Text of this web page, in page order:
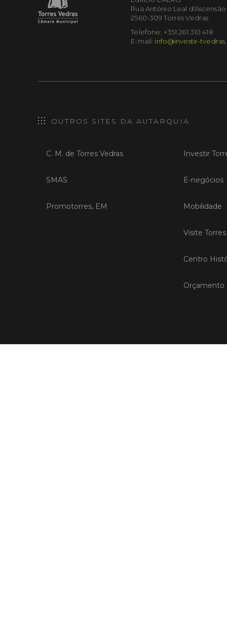
Rua António Leal d'Ascensão
2560-309 Torres Vedras
Telefone: +351 261 310 418
E-mail: info@investir-
OUTROS SITES DA AUTARQUIA
C. M. de Torres Vedras
SMAS
Promotorres, EM
Investir
E-negócios
Mobilidade
Visite
Centro
Orçamento